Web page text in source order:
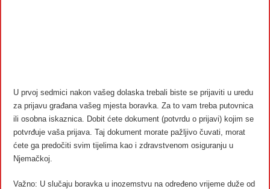
U prvoj sedmici nakon vašeg dolaska trebali biste se prijaviti u uredu
za prijavu građana vašeg mjesta boravka. Za to vam treba putovnica
ili osobna iskaznica. Dobit ćete dokument (potvrdu o prijavi) kojim se
potvrđuje vaša prijava. Taj dokument morate pažljivo čuvati, morat
ćete ga predočiti svim tijelima kao i zdravstvenom osiguranju u
Njemačkoj.
Važno: U slučaju boravka u inozemstvu na određeno vrijeme duže od